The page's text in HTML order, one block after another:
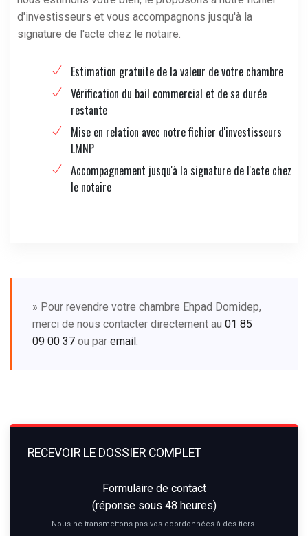
d'investisseurs et vous accompagnons jusqu'à la
signature de l'acte chez le notaire.
Estimation gratuite de la valeur de votre chambre
Vérification du bail commercial et de sa durée
restante
Mise en relation avec notre fichier d'investisseurs
LMNP
Accompagnement jusqu'à la signature de l'acte chez
le notaire
» Pour revendre votre chambre Ehpad Domidep,
merci de nous contacter directement au 01 85
09 00 37 ou par email.
RECEVOIR LE DOSSIER COMPLET
Formulaire de contact
(réponse sous 48 heures)
Nous ne transmettons pas vos coordonnées à des tiers.